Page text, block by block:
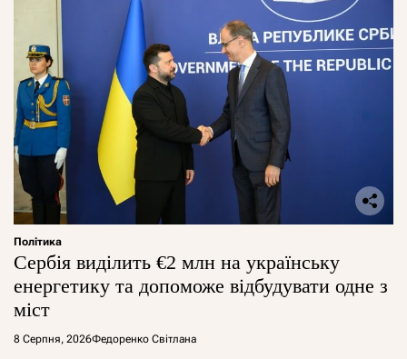
Політика
Сербія виділить €2 млн на українську
енергетику та допоможе відбудувати одне з
міст
8 Серпня, 2026Федоренко Світлана